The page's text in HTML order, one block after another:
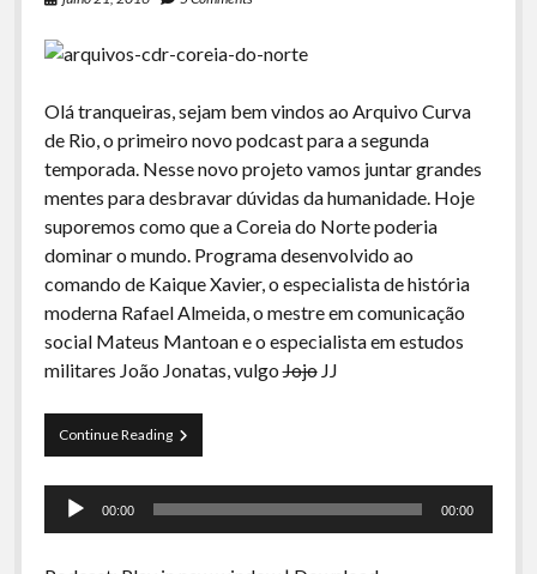
Olá tranqueiras, sejam bem vindos ao Arquivo Curva
de Rio, o primeiro novo podcast para a segunda
temporada. Nesse novo projeto vamos juntar grandes
mentes para desbravar dúvidas da humanidade. Hoje
suporemos como que a Coreia do Norte poderia
dominar o mundo. Programa desenvolvido ao
comando de Kaique Xavier, o especialista de história
moderna Rafael Almeida, o mestre em comunicação
social Mateus Mantoan e o especialista em estudos
militares João Jonatas, vulgoJojoJJ
Continue ReadingArquivos
CDR
Global
Tocador
00:00 00:00